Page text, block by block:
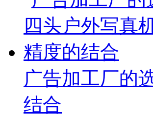
广告加工厂的
结合